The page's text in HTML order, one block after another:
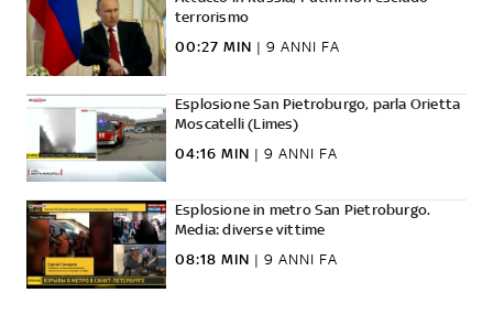
terrorismo
00:27 MIN | 9 ANNI FA
Esplosione San Pietroburgo, parla Orietta
Moscatelli (Limes)
04:16 MIN | 9 ANNI FA
Esplosione in metro San Pietroburgo.
Media: diverse vittime
08:18 MIN | 9 ANNI FA